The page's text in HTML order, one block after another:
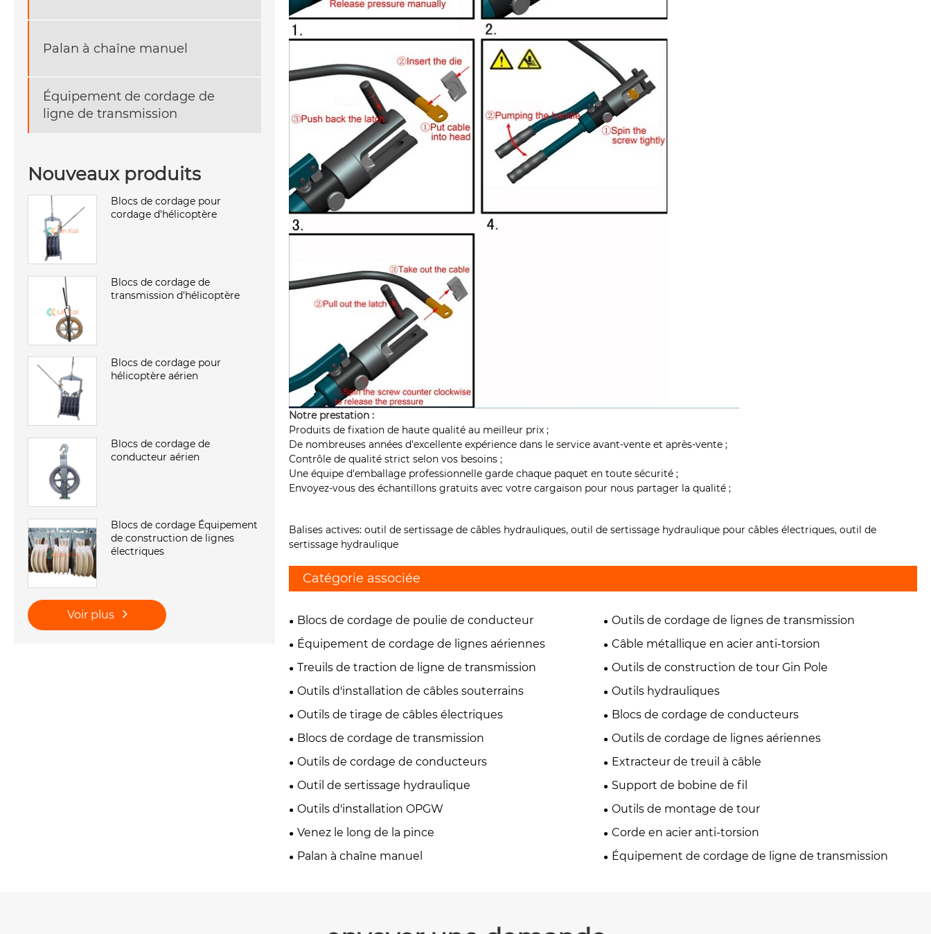
Palan à chaîne manuel
Équipement de cordage de
ligne de transmission
Nouveaux produits
Blocs de cordage pour
cordage d'hélicoptère
Blocs de cordage de
transmission d'hélicoptère
Blocs de cordage pour
hélicoptère aérien
Blocs de cordage de
conducteur aérien
Blocs de cordage Équipement
de construction de lignes
électriques
Voir plus
Notre prestation :
Produits de fixation de haute qualité au meilleur prix ;
De nombreuses années d'excellente expérience dans le service avant-vente et après-vente ;
Contrôle de qualité strict selon vos besoins ;
Une équipe d'emballage professionnelle garde chaque paquet en toute sécurité ;
Envoyez-vous des échantillons gratuits avec votre cargaison pour nous partager la qualité ;
Balises actives: outil de sertissage de câbles hydrauliques, outil de sertissage hydraulique pour câbles électriques, outil de
sertissage hydraulique
Catégorie associée
Blocs de cordage de poulie de conducteur
Outils de cordage de lignes de transmission
Équipement de cordage de lignes aériennes
Câble métallique en acier anti-torsion
Treuils de traction de ligne de transmission
Outils de construction de tour Gin Pole
Outils d'installation de câbles souterrains
Outils hydrauliques
Outils de tirage de câbles électriques
Blocs de cordage de conducteurs
Blocs de cordage de transmission
Outils de cordage de lignes aériennes
Outils de cordage de conducteurs
Extracteur de treuil à câble
Outil de sertissage hydraulique
Support de bobine de fil
Outils d'installation OPGW
Outils de montage de tour
Venez le long de la pince
Corde en acier anti-torsion
Palan à chaîne manuel
Équipement de cordage de ligne de transmission